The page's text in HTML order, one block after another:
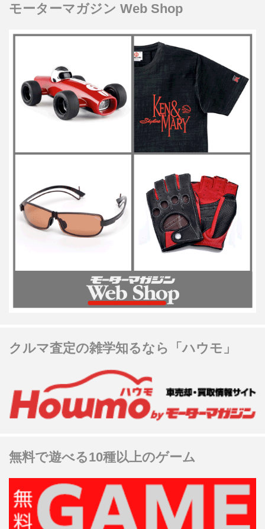
モーターマガジン Web Shop
クルマ査定の雑学知るなら「ハウモ」
無料で遊べる10種以上のゲーム